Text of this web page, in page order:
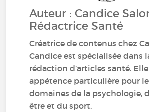
Auteur : Candice
Rédactrice Santé
Créatrice de contenus chez
Candice est spécialisée dans
rédaction d’articles santé.
appétence particulière pour
domaines de la psychologie,
être et du sport.